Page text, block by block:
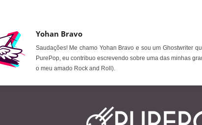
Yohan Bravo
Saudações! Me chamo Yohan Bravo e sou um Ghostwriter
PurePop, eu contribuo escrevendo sobre uma das minhas
o meu amado Rock and Roll).